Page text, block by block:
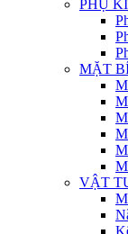
PHỤ
MẶT
VẬT